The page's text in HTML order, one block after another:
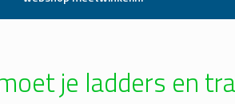
je ladders en